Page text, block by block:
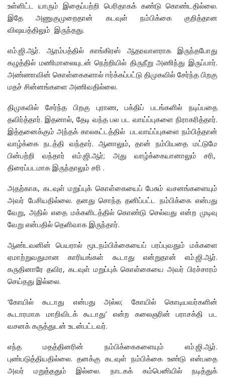
உள்ளிட்ட யாரும் இதைப்பற்றி பெரிதாகக் கண்டு கொண்டதில்லை.
இதே அணுகுமுறைதான் கடவுள் நம்பிக்கை குறித்தான
விஷயத்திலும் இருந்தது.
எம்.ஜி.ஆர். ஆரம்பத்தில் காங்கிரஸ் ஆதரவாளராக இருந்தபோது
கழுத்தில் மணிமாலையுடன் நெற்றியில் திருநீறு அணிந்து இருப்பார்.
அண்ணாவின் கொள்கைகளால் ஈர்க்கப்பட்டு திமுகவில் சேர்ந்த பிறகு
மதச் சின்னங்களை அணிவதில்லை.
திமுகவில் சேர்ந்த பிறகு புராண, பக்திப் படங்களில் நடிப்பதை
தவிர்த்தார். இதனால், தேடி வந்த பல பட வாய்ப்புகளை நிராகரித்தார்.
இத்தனைக்கும் அந்தக் காலகட்டத்தில் படவாய்ப்புகளை நம்பித்தான்
வாழ்க்கை நடத்தி வந்தார். ஆனாலும், தான் நம்பியதை மட்டுமே
பின்பற்றி வந்தார் எம்.ஜி.ஆர்; அது வாழ்க்கையானாலும் சரி,
திரைப்படமாக இருந்தாலும் சரி .
அதற்காக, கடவுள் மறுப்புக் கொள்கையைப் பேசும் வசனங்களையும்
அவர் பேசியதில்லை. தனது சொந்த தனிப்பட்ட நம்பிக்கை என்பது
வேறு, அதில் எதை மக்களிடத்தில் கொண்டு செல்வது என்ற முடிவு
வேறு என்பதில் தெளிவாக இருந்தார்.
ஆண்டவனின் பெயரால் மூடநம்பிக்கையைப் பரப்புவதும் மக்களை
ஏமாற்றுவதுமான காரியங்கள் கூடாது என்றுதான் எம்.ஜி.ஆர்.
கருதினாரே தவிர, கடவுள் மறுப்புக் கொள்கையை அவர் பிரச்சாரம்
செய்தது இல்லை.
‘கோயில் கூடாது என்பது அல்ல; கோயில் கொடியவர்களின்
கூடாரமாக மாறிவிடக் கூடாது’ என்ற கலைஞரின் பராசக்தி பட
வசனக் கருத்துடன் உடன்பட்டவர்.
எந்த மதத்தினரின் நம்பிக்கைகளையும் எம்.ஜி.ஆர்.
புண்படுத்தியதில்லை. தனக்கு கடவுள் நம்பிக்கை உண்டு என்பதை
அவர் மறுத்ததும் இல்லை. நாடகக் கம்பெனியில் நடித்துக்